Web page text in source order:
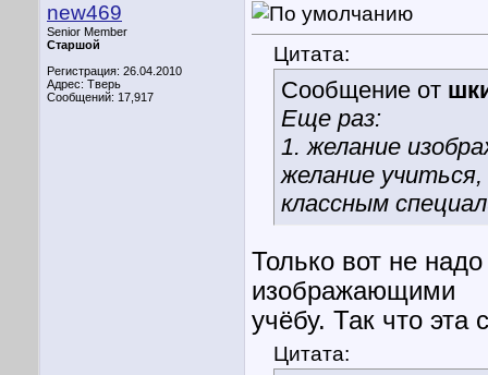
new469
Senior Member
Старшой
Регистрация: 26.04.2010
Адрес: Тверь
Сообщений: 17,917
Цитата:
Сообщение от
Еще раз:
1. желание
желание
классным
Только вот не
изображающими
учёбу. Так что эта
Цитата: